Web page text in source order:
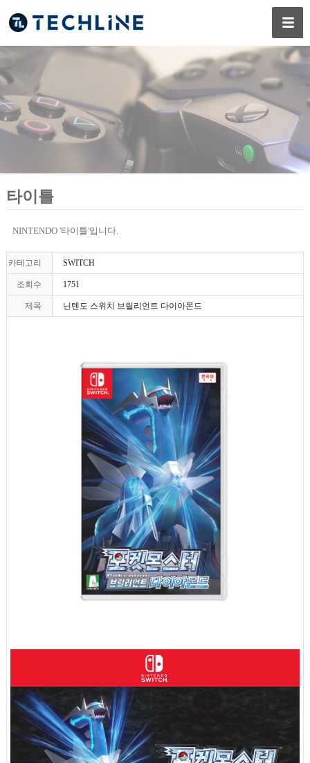
타이틀
NINTENDO '타이틀'입니다.
카테고리 SWITCH
조회수 1751
제목 닌텐도 스위치 브릴리언트 다이아몬드